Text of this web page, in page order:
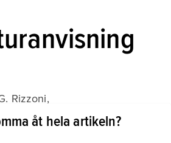
Rizzoni,
åt hela artikeln?